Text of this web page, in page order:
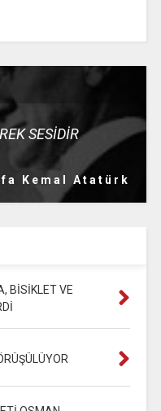
SESİDİR
Kemal Atatürk
BİSİKLET VE